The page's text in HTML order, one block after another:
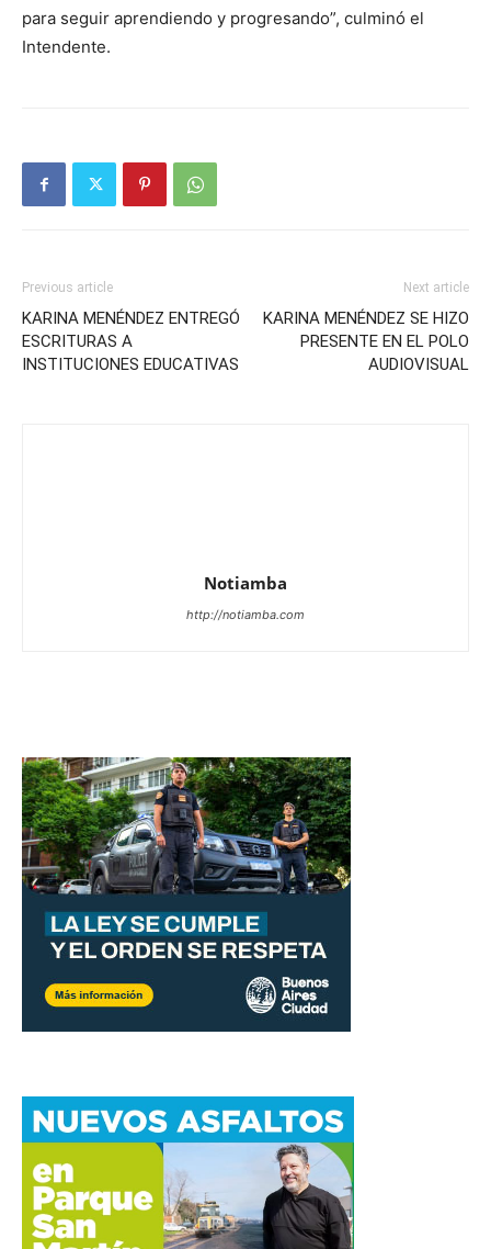
para seguir aprendiendo y progresando”, culminó el
Intendente.
Previous article
KARINA MENÉNDEZ ENTREGÓ
ESCRITURAS A
INSTITUCIONES EDUCATIVAS
Next article
KARINA MENÉNDEZ SE HIZO
PRESENTE EN EL POLO
AUDIOVISUAL
Notiamba
http://notiamba.com